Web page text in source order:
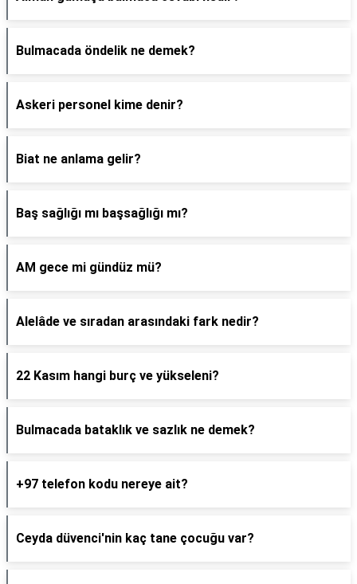
Bulmacada öndelik ne demek?
Askeri personel kime denir?
Biat ne anlama gelir?
Baş sağlığı mı başsağlığı mı?
AM gece mi gündüz mü?
Alelâde ve sıradan arasındaki fark nedir?
22 Kasım hangi burç ve yükseleni?
Bulmacada bataklık ve sazlık ne demek?
+97 telefon kodu nereye ait?
Ceyda düvenci'nin kaç tane çocuğu var?